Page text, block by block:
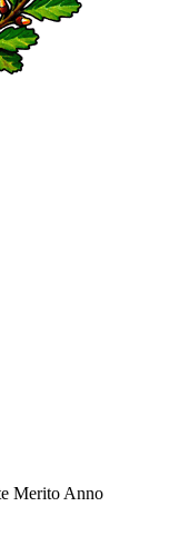
Merito Anno